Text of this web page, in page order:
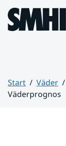
Hoppa till sidans
Start Väder
Väderprognos